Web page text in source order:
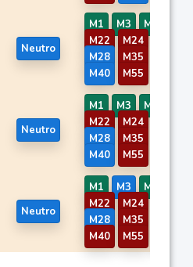
Neutro
M1 M3 M5
M22
M24
M28
M35
M40
M55
Neutro
M1 M3 M5
M22
M24
M28
M35
M40
M55
Neutro
M1 M3 M5
M22
M24
M28
M35
M40
M55